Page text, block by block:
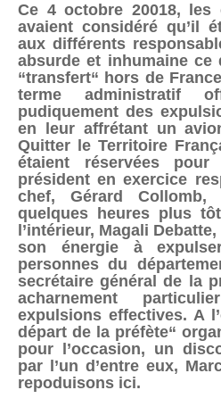
Ce 4 octobre 20018, les
avaient considéré qu’il
aux différents
absurde et inhumaine ce
“transfert“ hors de
terme administratif
pudiquement des
en leur affrétant un
Quitter le Territoire
étaient réservées pour
président en exercice
chef, Gérard Collomb,
quelques heures plus
l’intérieur, Magali
son énergie à
personnes du
secrétaire général de la
acharnement
expulsions effectives. A
départ de la préfète“
pour l’occasion, un
par l’un d’entre eux,
repoduisons ici.